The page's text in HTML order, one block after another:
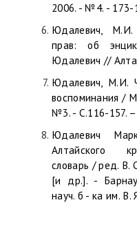
2006. - №4. - 173-
Юдалевич, М.И.
прав: об
Юдалевич //
Юдалевич, М.И.
воспоминания /
№3. - С.116-157.
Юдалевич
Алтайского
словарь / ред. В.
[и др.]. -
науч. б - ка им.